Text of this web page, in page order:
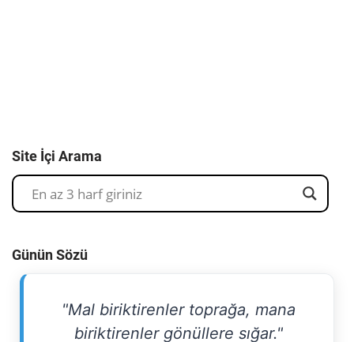
Site İçi Arama
Günün Sözü
"Mal biriktirenler toprağa, mana
biriktirenler gönüllere sığar."